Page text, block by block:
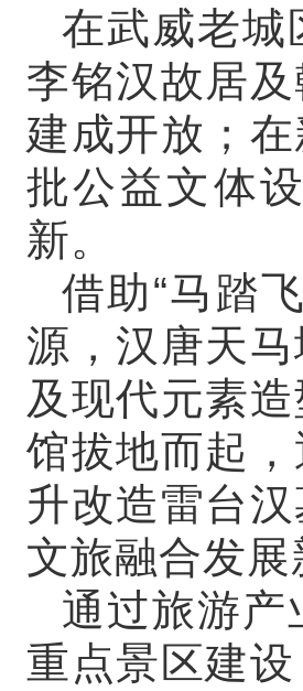
在武威老城
李铭汉故居
建成开放；
批公益文体
新。
借助“马踏
源，汉唐天
及现代元素
馆拔地而起
升改造雷台
文旅融合发展
通过旅游产
重点景区建